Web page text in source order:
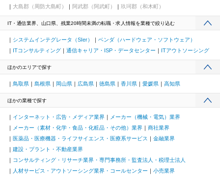
大島郡（周防大島町）
阿武郡（阿武町） 玖珂郡（和木町）
IT・通信業界、山口県、残業20時間未満の転職・求人情報を業種で絞り込む
システムインテグレータ（SIer）
ベンダ（ハードウェア・ソフトウェア）
ITコンサルティング
通信キャリア・ISP・データセンター ITアウトソーシング
ほかのエリアで探す
鳥取県 島根県 岡山県 広島県 徳島県 香川県 愛媛県 高知県
ほかの業種で探す
インターネット・広告・メディア業界
メーカー（機械・電気）業界
メーカー（素材・化学・食品・化粧品・その他）業界
商社業界
医薬品・医療機器・ライフサイエンス・医療系サービス
金融業界
建設・プラント・不動産業界
コンサルティング・リサーチ業界・専門事務所・監査法人・税理士法人
人材サービス・アウトソーシング業界・コールセンター
小売業界